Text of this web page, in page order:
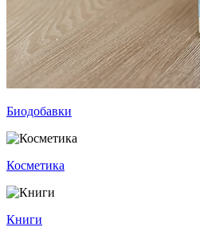
Биодобавки
Косметика
Книги